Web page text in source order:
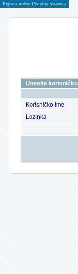
Fojnica online Pocetna stranica
Unesite
Korisničko ime
Lozinka